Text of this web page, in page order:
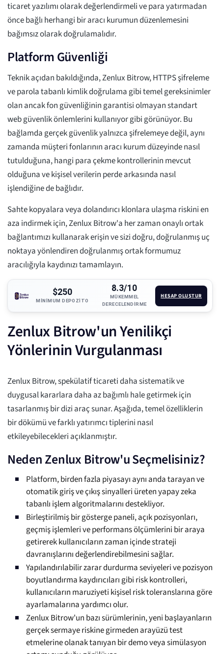
ticaret yazılımı olarak değerlendirmeli ve para yatırmadan
önce bağlı herhangi bir aracı kurumun düzenlemesini
bağımsız olarak doğrulamalıdır.
Platform Güvenliği
Teknik açıdan bakıldığında, Zenlux Bitrow, HTTPS şifreleme
ve parola tabanlı kimlik doğrulama gibi temel gereksinimler
olan ancak fon güvenliğinin garantisi olmayan standart
web güvenlik önlemlerini kullanıyor gibi görünüyor. Bu
bağlamda gerçek güvenlik yalnızca şifrelemeye değil, aynı
zamanda müşteri fonlarının aracı kurum düzeyinde nasıl
tutulduğuna, hangi para çekme kontrollerinin mevcut
olduğuna ve kişisel verilerin perde arkasında nasıl
işlendiğine de bağlıdır.
Sahte kopyalara veya dolandırıcı klonlara ulaşma riskini en
aza indirmek için, Zenlux Bitrow'a her zaman onaylı ortak
bağlantımızı kullanarak erişin ve sizi doğru, doğrulanmış uç
noktaya yönlendiren doğrulanmış ortak formumuz
aracılığıyla kaydınızı tamamlayın.
$250
MINIMUM DEPOZITO
8.3/10
MÜKEMMEL
DERECELENDIRME
HESAP OLUŞTUR
Zenlux Bitrow'un Yenilikçi
Yönlerinin Vurgulanması
Zenlux Bitrow, spekülatif ticareti daha sistematik ve
duygusal kararlara daha az bağımlı hale getirmek için
tasarlanmış bir dizi araç sunar. Aşağıda, temel özelliklerin
bir dökümü ve farklı yatırımcı tiplerini nasıl
etkileyebilecekleri açıklanmıştır.
Neden Zenlux Bitrow'u Seçmelisiniz?
Platform, birden fazla piyasayı aynı anda tarayan ve
otomatik giriş ve çıkış sinyalleri üreten yapay zeka
tabanlı işlem algoritmalarını destekliyor.
Birleştirilmiş bir gösterge paneli, açık pozisyonları,
geçmiş işlemleri ve performans ölçümlerini bir araya
getirerek kullanıcıların zaman içinde strateji
davranışlarını değerlendirebilmesini sağlar.
Yapılandırılabilir zarar durdurma seviyeleri ve pozisyon
boyutlandırma kaydırıcıları gibi risk kontrolleri,
kullanıcıların maruziyeti kişisel risk toleranslarına göre
ayarlamalarına yardımcı olur.
Zenlux Bitrow'un bazı sürümlerinin, yeni başlayanların
gerçek sermaye riskine girmeden arayüzü test
etmelerine olanak tanıyan bir demo veya simülasyon